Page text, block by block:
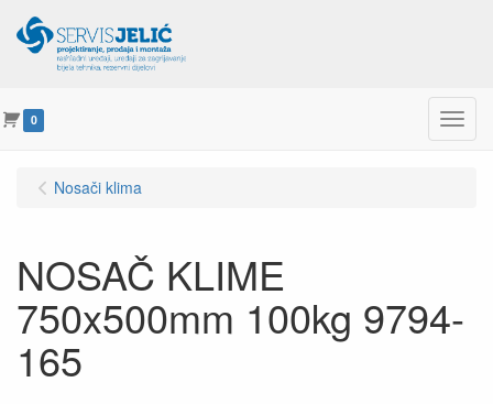
0 Menu
Nosači klima
NOSAČ KLIME
750x500mm 100kg 9794-
165